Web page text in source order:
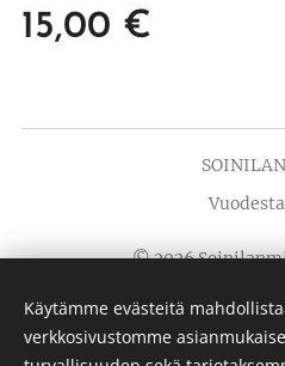
15,00 €
© 2026
Kielet
Suomi
Käytämme evästeitä
verkkosivustomme